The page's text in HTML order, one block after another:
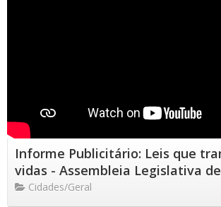
Informe Publicitário: Leis que
vidas - Assembleia Legislativa
Cidades/Geral